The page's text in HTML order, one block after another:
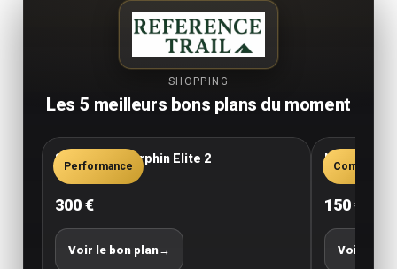
SHOPPING
Les 5 meilleurs bons plans du moment
Performance
Saucony Endorphin Elite 2
300 €
Voir le bon plan→
Confort
New
150 €
Voir le